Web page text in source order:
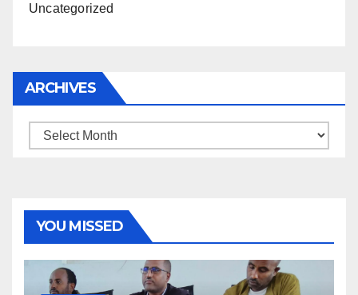
Uncategorized
ARCHIVES
Archives
YOU MISSED